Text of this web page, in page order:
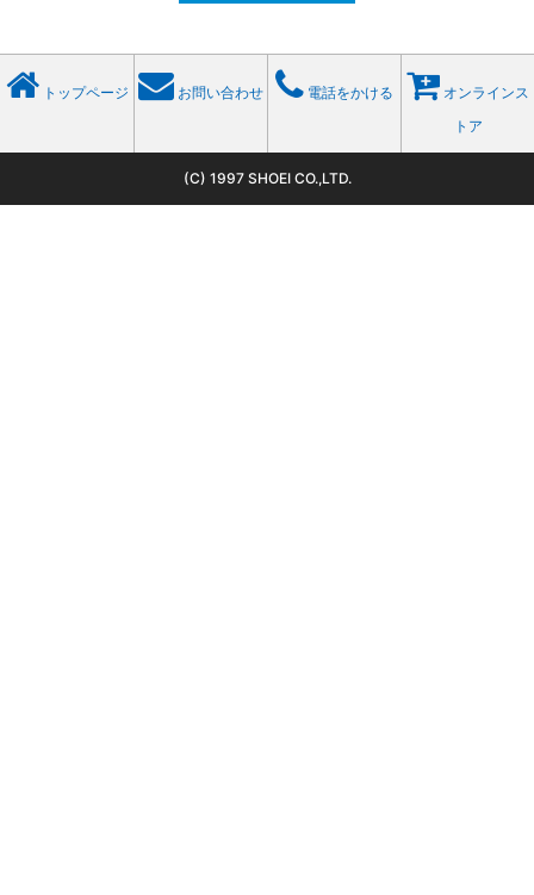
トップページ お問い合わせ 電話をかける
オンラインス
トア
(C) 1997 SHOEI CO.,LTD.